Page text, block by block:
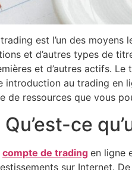
est l’un des moyens
et d’autres types de
et d’autres actifs.
introduction au trading en
de ressources que vous
Qu’est-ce
compte de trading en ligne
sur Internet.